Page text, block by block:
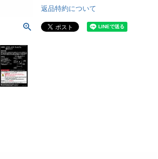
返品特約について